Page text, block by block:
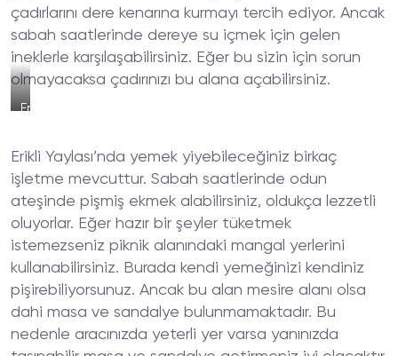
çadırlarını dere kenarına kurmayı tercih ediyor. Ancak
sabah saatlerinde dereye su içmek için gelen
ineklerle karşılaşabilirsiniz. Eğer bu sizin için sorun
olmayacaksa çadırınızı bu alana açabilirsiniz.
Erikli
Alanı
Çadır
Erikli Yaylası’nda yemek yiyebileceğiniz birkaç
işletme mevcuttur. Sabah saatlerinde odun
ateşinde pişmiş ekmek alabilirsiniz, oldukça lezzetli
oluyorlar. Eğer hazır bir şeyler tüketmek
istemezseniz piknik alanındaki mangal yerlerini
kullanabilirsiniz. Burada kendi yemeğinizi kendiniz
pişirebiliyorsunuz. Ancak bu alan mesire alanı olsa
dahi masa ve sandalye bulunmamaktadır. Bu
nedenle aracınızda yeterli yer varsa yanınızda